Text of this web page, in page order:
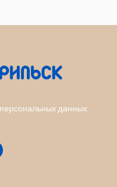
данных